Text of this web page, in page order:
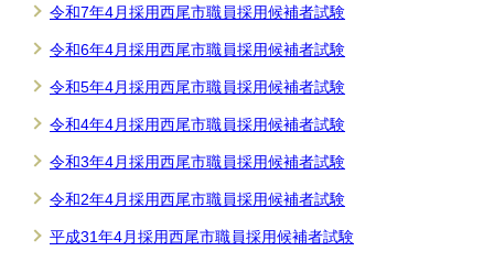
令和7年4月採用西尾市職員採用候補者試験
令和6年4月採用西尾市職員採用候補者試験
令和5年4月採用西尾市職員採用候補者試験
令和4年4月採用西尾市職員採用候補者試験
令和3年4月採用西尾市職員採用候補者試験
令和2年4月採用西尾市職員採用候補者試験
平成31年4月採用西尾市職員採用候補者試験